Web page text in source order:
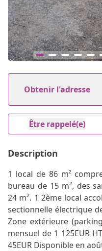
1
12
Obtenir l'adresse
Être rappelé(e)
Description
1 local de 86 m²
bureau de 15 m², des
24 m². 1 2ème local
sectionnelle électrique
Zone extérieure
mensuel de 1 125EUR
45EUR Disponible en